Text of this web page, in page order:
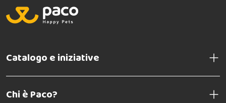
Catalogo e iniziative
Chi è Paco?